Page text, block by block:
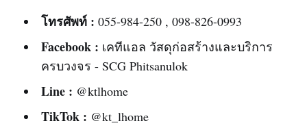
โทรศัพท์ : 055-984-250 , 098-826-0993
Facebook : เคทีแอล วัสดุก่อสร้างและบริการ
ครบวงจร - SCG Phitsanulok
Line : @ktlhome
TikTok : @kt_lhome